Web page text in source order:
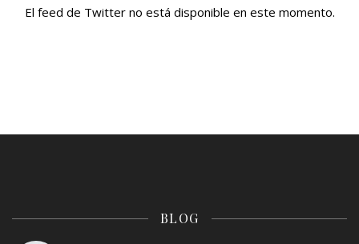
El feed de Twitter no está disponible en este momento.
BLOG